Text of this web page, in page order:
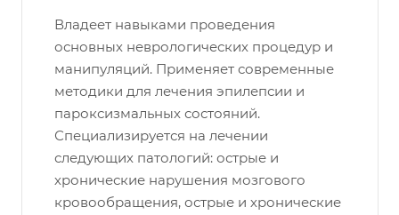
Владеет навыками проведения
основных неврологических процедур и
манипуляций. Применяет современные
методики для лечения эпилепсии и
пароксизмальных состояний.
Специализируется на лечении
следующих патологий: острые и
хронические нарушения мозгового
кровообращения, острые и хронические